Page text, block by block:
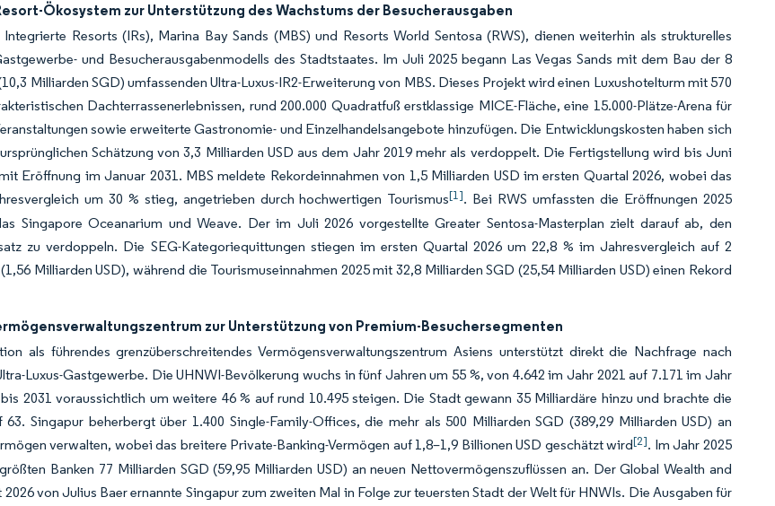
Ökosystem zur Unterstützung des Wachstums der Besucherausgaben
Resorts (IRs), Marina Bay Sands (MBS) und Resorts World Sentosa (RWS), dienen weiterhin als strukturelles
und Besucherausgabenmodells des Stadtstaates. Im Juli 2025 begann Las Vegas Sands mit dem Bau der 8
Milliarden SGD) umfassenden Ultra-Luxus-IR2-Erweiterung von MBS. Dieses Projekt wird einen Luxushotelturm mit 570
Dachterrassenerlebnissen, rund 200.000 Quadratfuß erstklassige MICE-Fläche, eine 15.000-Plätze-Arena für
sowie erweiterte Gastronomie- und Einzelhandelsangebote hinzufügen. Die Entwicklungskosten haben sich
Schätzung von 3,3 Milliarden USD aus dem Jahr 2019 mehr als verdoppelt. Die Fertigstellung wird bis Juni
Eröffnung im Januar 2031. MBS meldete Rekordeinnahmen von 1,5 Milliarden USD im ersten Quartal 2026, wobei das
um 30 % stieg, angetrieben durch hochwertigen Tourismus[1]. Bei RWS umfassten die Eröffnungen 2025
Singapore Oceanarium und Weave. Der im Juli 2026 vorgestellte Greater Sentosa-Masterplan zielt darauf ab, den
zu verdoppeln. Die SEG-Kategoriequittungen stiegen im ersten Quartal 2026 um 22,8 % im Jahresvergleich auf 2
Milliarden USD), während die Tourismuseinnahmen 2025 mit 32,8 Milliarden SGD (25,54 Milliarden USD) einen Rekord
zur Unterstützung von Premium-Besuchersegmenten
als führendes grenzüberschreitendes Vermögensverwaltungszentrum Asiens unterstützt direkt die Nachfrage nach
Luxus-Gastgewerbe. Die UHNWI-Bevölkerung wuchs in fünf Jahren um 55 %, von 4.642 im Jahr 2021 auf 7.171 im Jahr
2031 voraussichtlich um weitere 46 % auf rund 10.495 steigen. Die Stadt gewann 35 Milliardäre hinzu und brachte die
63. Singapur beherbergt über 1.400 Single-Family-Offices, die mehr als 500 Milliarden SGD (389,29 Milliarden USD) an
verwalten, wobei das breitere Private-Banking-Vermögen auf 1,8–1,9 Billionen USD geschätzt wird[2]. Im Jahr 2025
Banken 77 Milliarden SGD (59,95 Milliarden USD) an neuen Nettovermögenszuflüssen an. Der Global Wealth and
von Julius Baer ernannte Singapur zum zweiten Mal in Folge zur teuersten Stadt der Welt für HNWIs. Die Ausgaben für